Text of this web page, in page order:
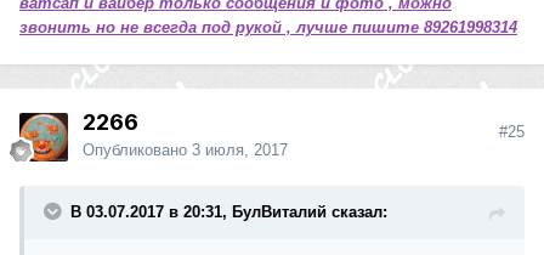
звонить но не всегда под рукой , лучше пишите 89261998314
2266
Опубликовано 3 июля, 2017
#25
В 03.07.2017 в 20:31, БулВиталий сказал: